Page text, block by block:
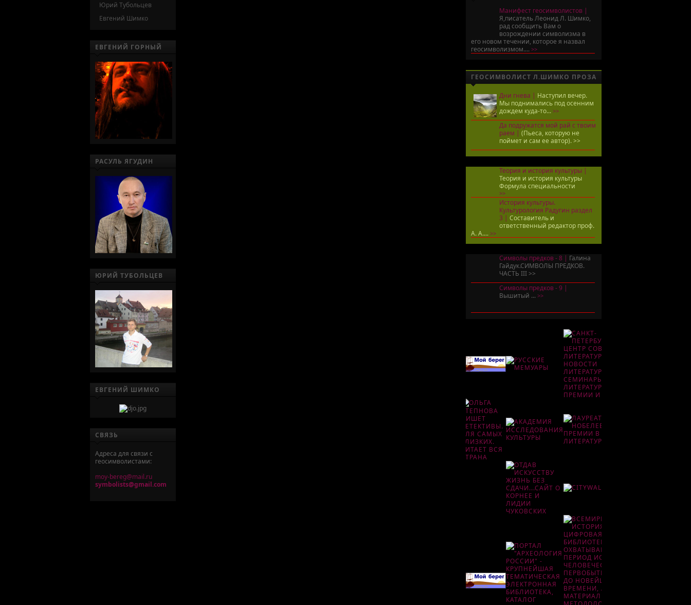
Юрий Тубольцев
Евгений Шимко
ЕВГЕНИЙ ГОРНЫЙ
РАСУЛЬ ЯГУДИН
ЮРИЙ ТУБОЛЬЦЕВ
ЕВГЕНИЙ ШИМКО
СВЯЗЬ
Адреса для связи с
геосимволистами:
moy-bereg@mail.ru
symbolists@gmail.com
Манифест геосимволистов |
Я,писатель Леонид Л. Шимко,
рад сообщить Вам о
возрождении символизма в
его новом течении, которое я назвал
геосимволизмом.... >>
ГЕОСИМВОЛИСТ Л.ШИМКО ПРОЗА
Дни гнева | Наступил вечер.
Мы поднимались под осенним
дождем куда-то...>>
Да подружатся мой рай с твоим
раем | (Пьеса, которую не
поймет и сам ее автор).>>
Теория и история культуры |
Теория и история культуры
Формула специальности
>>
История культуры.
Культурология Радугин раздел
3 | Составитель и
ответственный редактор проф.
А. А....>>
Символы предков - 8 | Галина
Гайдук.СИМВОЛЫ ПРЕДКОВ.
ЧАСТЬ III>>
Символы предков - 9 |
Вышитый ... >>